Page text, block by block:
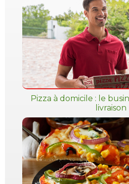
Pizza à domicile : le
livraison